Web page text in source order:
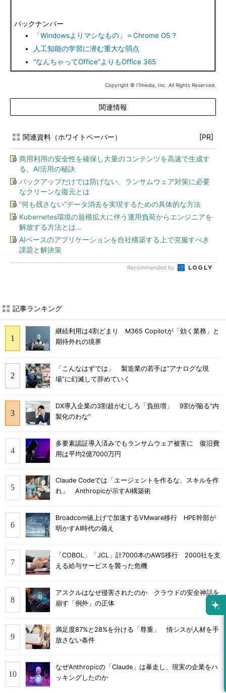
バックナンバー
「Windowsよりマシなもの」＝Chrome OS？
人工知能の学習に潜む重大な弱点
“なんちゃってOffice”よりもOffice 365
Copyright © ITmedia, Inc. All Rights Reserved.
関連情報
関連資料（ホワイトペーパー） [PR]
商用利用の安全性を確保し大量のコンテンツを高速で生成す
る、AI活用の秘訣
バックアップだけでは防げない、ランサムウェア対策に必要
なクリーンな復元とは
“何も残さない”データ消去を実現するための具体的な方法
Kubernetes環境の規模拡大に伴う運用負荷からエンジニアを
解放する方法とは...
AIベースのアプリケーションを自社構築する上で克服すべき
課題と解決策
Recommended by
記事ランキング
継続利用は4割どまり M365 Copilotが「効く業務」と
期待外れの境界
「こんなはずでは」 製造業の若手は“アナログな現
場”に幻滅して辞めていく
DX導入企業の3割超がむしろ「負担増」 9割が陥る“内
製化のわな”
多要素認証導入済みでもランサムウェア被害に 復旧費
用は平均2億7000万円
Claude Codeでは「エージェントを作るな、スキルを作
れ」 Anthropicが示すAI構築術
Broadcom値上げで加速するVMware移行 HPE幹部が
明かすAI時代の備え
「COBOL」「JCL」計7000本のAWS移行 2000社を支
える給与サービスを襲った危機
アスクルはなぜ侵害されたのか クラウドの安全神話を
崩す「例外」の正体
満足度87%と28%を分ける「尊重」 情シスが人材を手
放さない条件
なぜAnthropicの「Claude」は暴走し、現実の企業をハ
ッキングしたのか